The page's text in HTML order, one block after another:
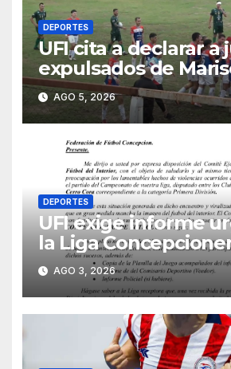
DEPORTES
UFI cita a declarar a
expulsados de
y miembros del club
AGO 5, 2026
DEPORTES
UFI exige informe
la Liga
incidentes en la
AGO 3, 2026